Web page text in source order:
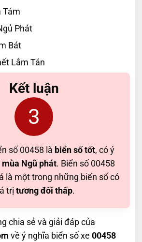
Tám
Phát
Bát
Lắm Tán
Kết luận
3
số 00458 là biển số tốt, có ý
mùa Ngũ phát. Biển số 00458
là một trong những biển số có
trị tương đối thấp.
chia sẻ và giải đáp của
về ý nghĩa biển số xe 00458